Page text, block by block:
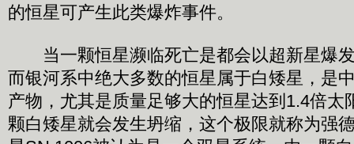
的恒星可产生此类爆炸事件。
当一颗恒星濒临死亡是都会以超新星爆
而银河系中绝大多数的恒星属于白矮星，是
产物，尤其是质量足够大的恒星达到1.4倍太
颗白矮星就会发生坍缩，这个极限就称为强